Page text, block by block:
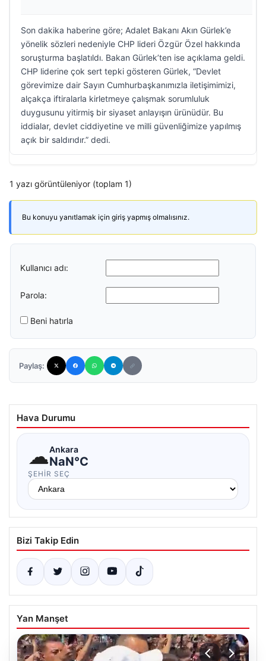
Son dakika haberine göre; Adalet Bakanı Akın Gürlek’e
yönelik sözleri nedeniyle CHP lideri Özgür Özel hakkında
soruşturma başlatıldı. Bakan Gürlek’ten ise açıklama geldi.
CHP liderine çok sert tepki gösteren Gürlek, “Devlet
görevimize dair Sayın Cumhurbaşkanımızla iletişimimizi,
alçakça iftiralarla kirletmeye çalışmak sorumluluk
duygusunu yitirmiş bir siyaset anlayışın ürünüdür. Bu
iddialar, devlet ciddiyetine ve milli güvenliğimize yapılmış
açık bir saldırıdır.” dedi.
1 yazı görüntüleniyor (toplam 1)
Bu konuyu yanıtlamak için giriş yapmış olmalısınız.
Kullanıcı adı:
Parola:
Beni hatırla
Paylaş:
Hava Durumu
☁Ankara
NaN°C
ŞEHIR SEÇ
Bizi Takip Edin
Yan Manşet